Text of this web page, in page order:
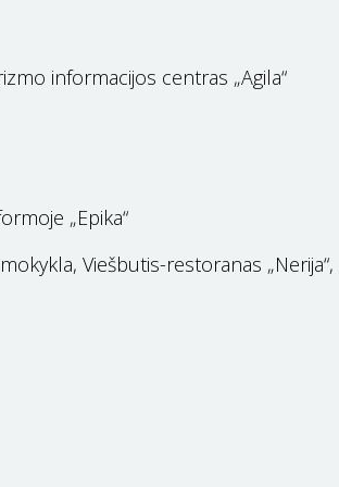
informacijos centras „Agila“
„Epika“
Viešbutis-restoranas